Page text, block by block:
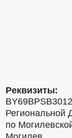
Реквизиты:
Региональной
по